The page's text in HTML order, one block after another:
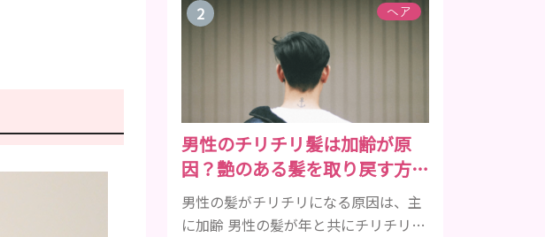
ーの症状を解説しますね。 歯磨き粉に
含まれるアレルギーを起こすおそれの
ある成分 まず、普段お使いの歯磨き粉
に含まれているどの成分にアレルギー
を引き起こすおそれがあるのかを説明
しますね。 •フッ素･･･歯の表面のエナ
メルを守り強くしたり、虫歯と防ぐ働
きを持つ成分 •香味料 ･･･歯磨き粉の風
味や爽...
ヘア
男性のチリチリ髪は加齢が原
因？艶のある髪を取り戻す方法
をご紹介
男性の髪がチリチリになる原因は、主
に加齢 男性の髪が年と共にチリチリに